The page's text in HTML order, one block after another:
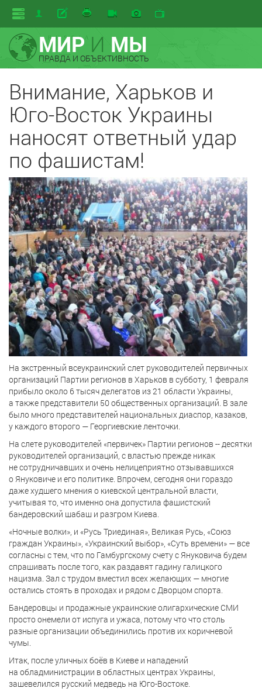
МИРИ МЫ
ПРАВДА И ОБЪЕКТИВНОСТЬ
Внимание, Харьков и
Юго-Восток Украины
наносят ответный удар
по фашистам!
На экстренный всеукраинский слет руководителей первичных
организаций Партии регионов в Харьков в субботу, 1 февраля
прибыло около 6 тысяч делегатов из 21 области Украины,
а также представители 50 общественных организаций. В зале
было много представителей национальных диаспор, казаков,
у каждого второго — Георгиевские ленточки.
На слете руководителей «первичек» Партии регионов -- десятки
руководителей организаций, с властью прежде никак
не сотрудничавших и очень нелицеприятно отзывавшихся
о Януковиче и его политике. Впрочем, сегодня они гораздо
даже худшего мнения о киевской центральной власти,
учитывая то, что именно она допустила фашистский
бандеровский шабаш и разгром Киева.
«Ночные волки», и «Русь Триединая», Великая Русь, «Союз
граждан Украины», «Украинский выбор», «Суть времени» — все
согласны с тем, что по Гамбургскому счету с Януковича будем
спрашивать после того, как раздавят гадину галицкого
нацизма. Зал с трудом вместил всех желающих — многие
остались стоять в проходах и рядом с Дворцом спорта.
Бандеровцы и продажные украинские олигархические СМИ
просто онемели от испуга и ужаса, потому что что столь
разные организации объединились против их коричневой
чумы.
Итак, после уличных боёв в Киеве и нападений
на обладминистрации в областных центрах Украины,
зашевелился русский медведь на Юго-Востоке.